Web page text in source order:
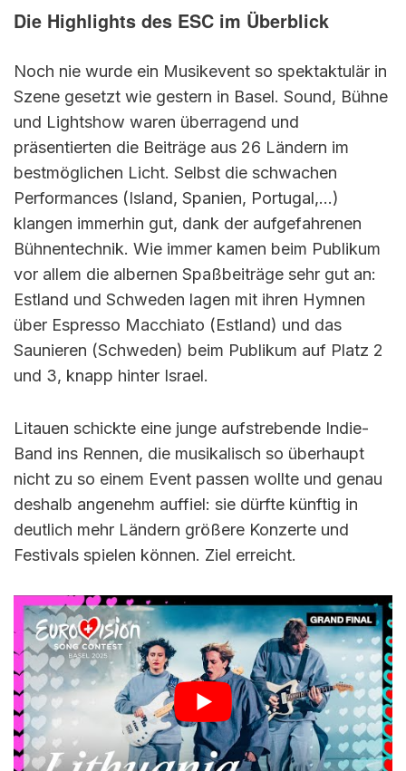
Die Highlights des ESC im Überblick
Noch nie wurde ein Musikevent so spektaktulär in
Szene gesetzt wie gestern in Basel. Sound, Bühne
und Lightshow waren überragend und
präsentierten die Beiträge aus 26 Ländern im
bestmöglichen Licht. Selbst die schwachen
Performances (Island, Spanien, Portugal,…)
klangen immerhin gut, dank der aufgefahrenen
Bühnentechnik. Wie immer kamen beim Publikum
vor allem die albernen Spaßbeiträge sehr gut an:
Estland und Schweden lagen mit ihren Hymnen
über Espresso Macchiato (Estland) und das
Saunieren (Schweden) beim Publikum auf Platz 2
und 3, knapp hinter Israel.
Litauen schickte eine junge aufstrebende Indie-
Band ins Rennen, die musikalisch so überhaupt
nicht zu so einem Event passen wollte und genau
deshalb angenehm auffiel: sie dürfte künftig in
deutlich mehr Ländern größere Konzerte und
Festivals spielen können. Ziel erreicht.